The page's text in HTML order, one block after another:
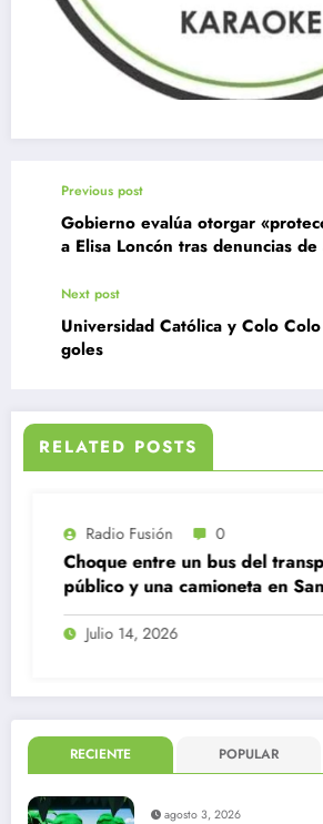
Previous post
Gobierno evalúa otorgar
a Elisa Loncón tras denuncias de
Next post
Universidad Católica y Colo
goles
RELATED POSTS
Radio Fusión 0
Choque entre un bus del
público y una camioneta en
Centro
Julio 14, 2026
RECIENTE POPULAR
agosto 3, 2026